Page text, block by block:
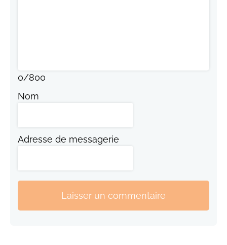
0/800
Nom
Adresse de messagerie
Laisser un commentaire